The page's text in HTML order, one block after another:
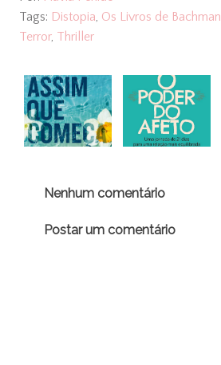
Tags: Distopia, Os Livros de Bachman
Terror, Thriller
Nenhum comentário
Postar um comentário